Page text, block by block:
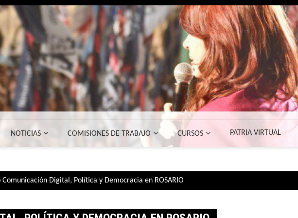
NOTICIAS COMISIONES DE TRABAJO CURSOS PATRIA VIRTUAL
Comunicación Digital, Política y Democracia en ROSARIO